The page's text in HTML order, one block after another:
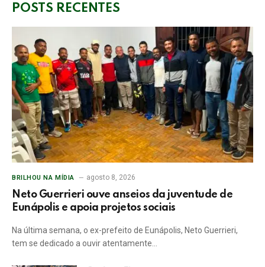
POSTS RECENTES
BRILHOU NA MÍDIA agosto 8, 2026
Neto Guerrieri ouve anseios da juventude de
Eunápolis e apoia projetos sociais
Na última semana, o ex-prefeito de Eunápolis, Neto Guerrieri,
tem se dedicado a ouvir atentamente…